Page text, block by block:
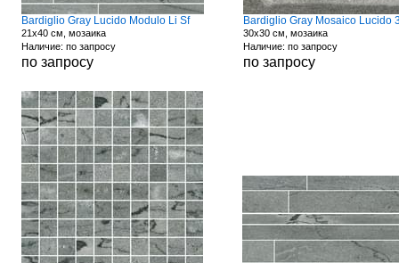
Bardiglio Gray Lucido Modulo Li Sf
21x40 см, мозаика
Наличие: по запросу
по запросу
30x30 см, мозаика
Наличие: по запросу
по запросу